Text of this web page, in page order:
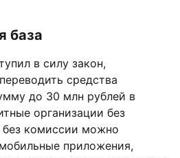
база
в силу закон,
средства
до 30 млн рублей в
организации без
комиссии можно
приложения,